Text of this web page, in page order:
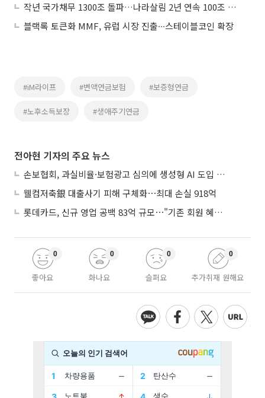
작년 국가채무 1300조 돌파…나라살림 2년 연속 100조 적자
블랙록 토큰화 MMF, 유럽 시장 진출∙∙∙스테이블코인 확장
#iM라이프 #변액연금보험 #보증형연금
#노후소득보장 #생애주기연금
전아현 기자의 주요 뉴스
손보협회, 과실비율·보험광고 심의에 생성형 AI 도입 추진
웰컴저축銀 대출사기 피해 구체화⋯최대 손실 918억
롯데카드, 신규 영업 공백 83억 규모⋯"기존 회원 혜택으로 방어"
좋아요
0
화나요
0
슬퍼요
0
추가취재 원해요
0